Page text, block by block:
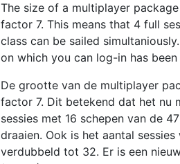
The size of a multiplayer
factor 7. This means that 4 full
class can be sailed
on which you can log-in has
De grootte van de multiplayer
factor 7. Dit betekend dat het nu
sessies met 16 schepen van de
draaien. Ook is het aantal
verdubbeld tot 32. Er is een